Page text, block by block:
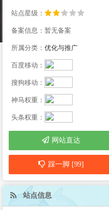
站点星级：
备案信息：暂无备案
所属分类： 优化与推广
百度移动：
搜狗移动：
神马权重：
头条权重：
网站直达
踩一脚 [99]
站点信息